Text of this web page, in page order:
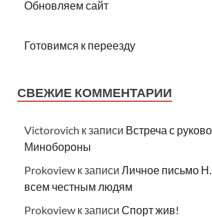
Обновляем сайт
Готовимся к переезду
СВЕЖИЕ КОММЕНТАРИИ
Victorovich к записи Встреча с
Минобороны
Prokoview к записи Личное письмо
всем честным людям
Prokoview к записи Спорт жив!